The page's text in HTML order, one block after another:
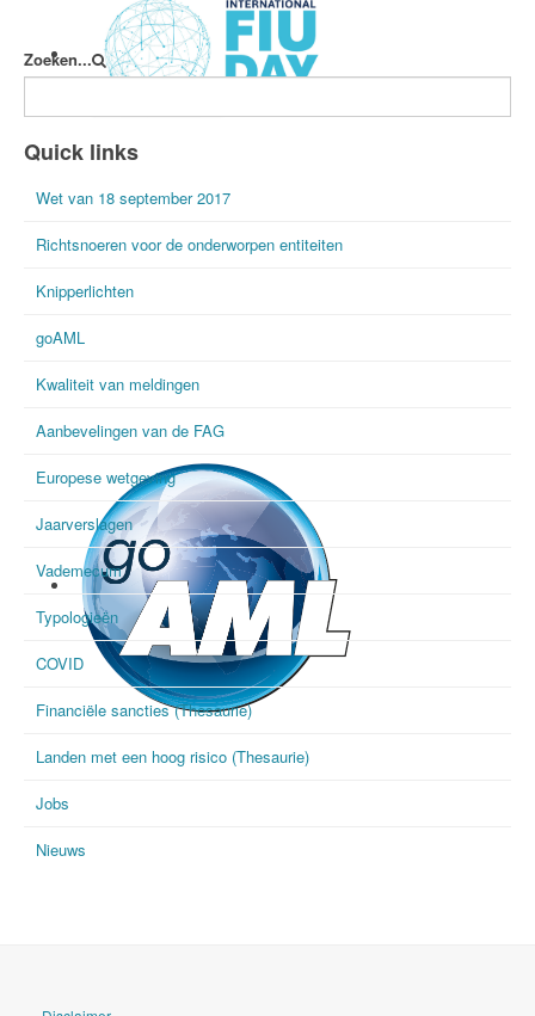
International FIU Day
Zoeken...
Quick links
Wet van 18 september 2017
Richtsnoeren voor de onderworpen entiteiten
Knipperlichten
goAML
Kwaliteit van meldingen
Aanbevelingen van de FAG
Europese wetgeving
Jaarverslagen
Vademecum
Typologieën
COVID
Financiële sancties (Thesaurie)
Landen met een hoog risico (Thesaurie)
Jobs
Nieuws